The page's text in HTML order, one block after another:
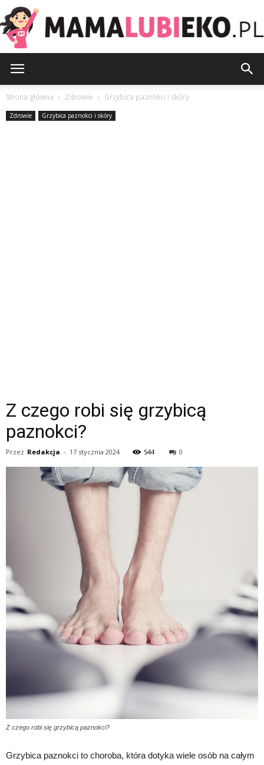
Strona główna Zdrowie Grzybica paznokci i skóry
Zdrowie Grzybica paznokci i skóry
Z czego robi się grzybicą
paznokci?
Przez Redakcja - 17 stycznia 2024 544 0
Z czego robi się grzybicą paznokci?
Grzybica paznokci to choroba, która dotyka wiele osób na całym